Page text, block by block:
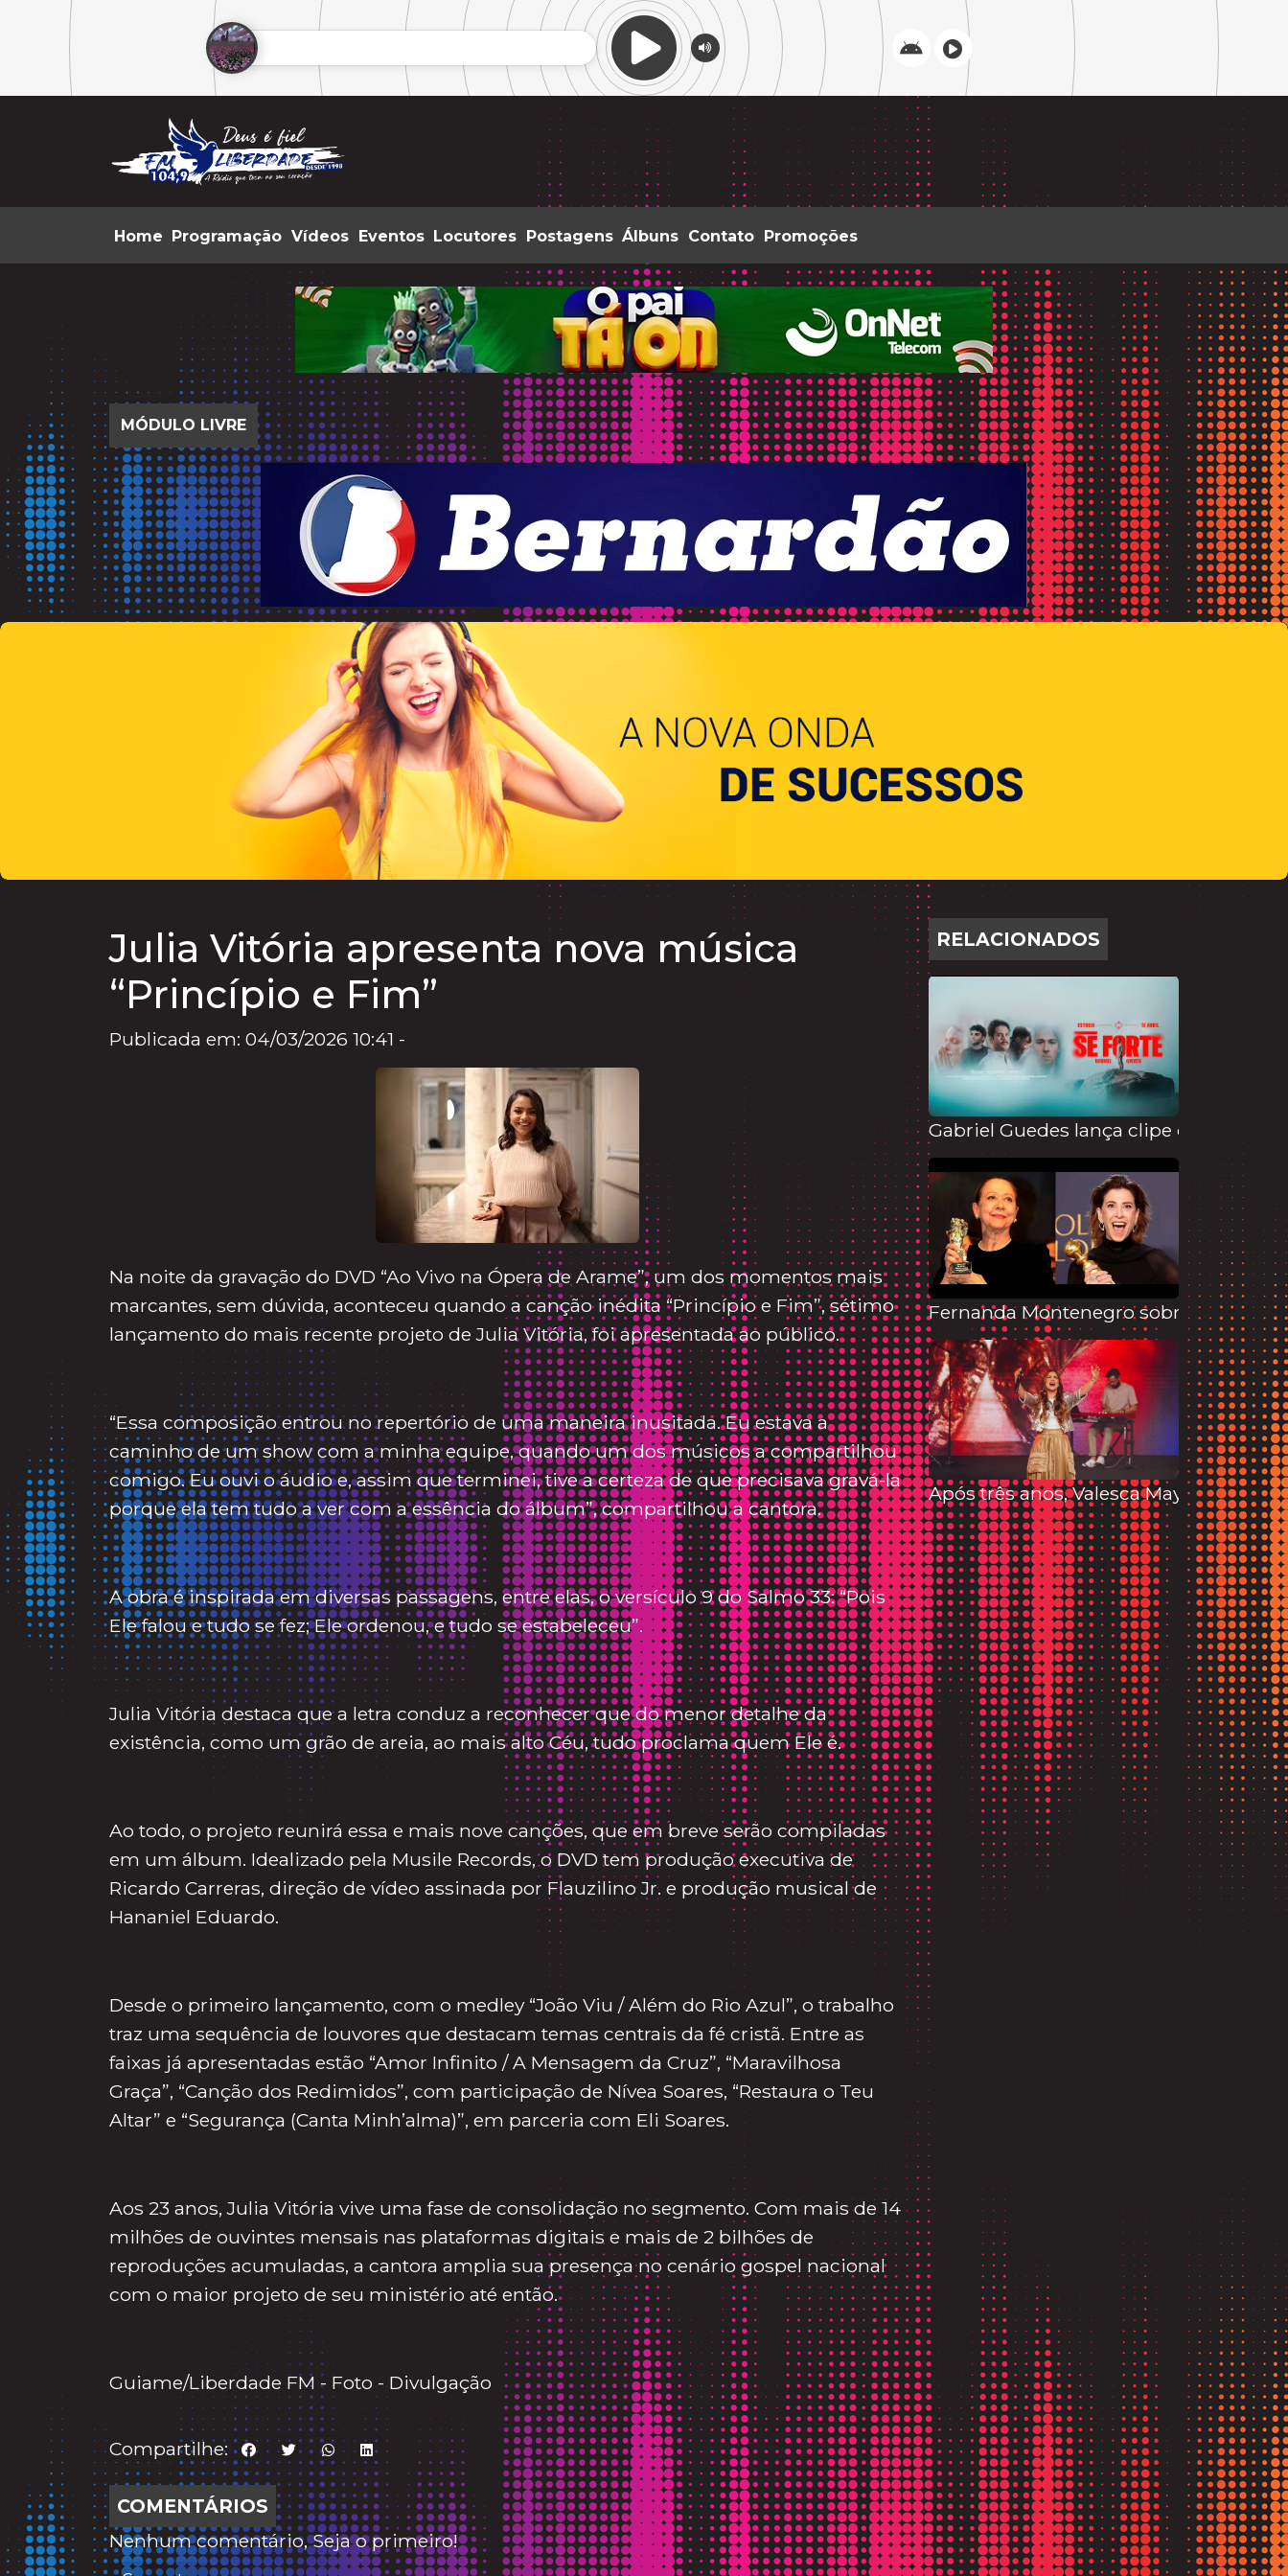
Home Programação Vídeos Eventos Locutores Postagens Álbuns Contato Promoções
MÓDULO LIVRE
Julia Vitória apresenta nova música
“Princípio e Fim”
Publicada em: 04/03/2026 10:41 -
Na noite da gravação do DVD “Ao Vivo na Ópera de Arame”, um dos momentos mais
marcantes, sem dúvida, aconteceu quando a canção inédita “Princípio e Fim”, sétimo
lançamento do mais recente projeto de Julia Vitória, foi apresentada ao público.
“Essa composição entrou no repertório de uma maneira inusitada. Eu estava a
caminho de um show com a minha equipe, quando um dos músicos a compartilhou
comigo. Eu ouvi o áudio e, assim que terminei, tive a certeza de que precisava gravá-la
porque ela tem tudo a ver com a essência do álbum”, compartilhou a cantora.
A obra é inspirada em diversas passagens, entre elas, o versículo 9 do Salmo 33: “Pois
Ele falou e tudo se fez; Ele ordenou, e tudo se estabeleceu”.
Julia Vitória destaca que a letra conduz a reconhecer que do menor detalhe da
existência, como um grão de areia, ao mais alto Céu, tudo proclama quem Ele é.
Ao todo, o projeto reunirá essa e mais nove canções, que em breve serão compiladas
em um álbum. Idealizado pela Musile Records, o DVD tem produção executiva de
Ricardo Carreras, direção de vídeo assinada por Flauzilino Jr. e produção musical de
Hananiel Eduardo.
Desde o primeiro lançamento, com o medley “João Viu / Além do Rio Azul”, o trabalho
traz uma sequência de louvores que destacam temas centrais da fé cristã. Entre as
faixas já apresentadas estão “Amor Infinito / A Mensagem da Cruz”, “Maravilhosa
Graça”, “Canção dos Redimidos”, com participação de Nívea Soares, “Restaura o Teu
Altar” e “Segurança (Canta Minh’alma)”, em parceria com Eli Soares.
Aos 23 anos, Julia Vitória vive uma fase de consolidação no segmento. Com mais de 14
milhões de ouvintes mensais nas plataformas digitais e mais de 2 bilhões de
reproduções acumuladas, a cantora amplia sua presença no cenário gospel nacional
com o maior projeto de seu ministério até então.
Guiame/Liberdade FM - Foto - Divulgação
Compartilhe:
COMENTÁRIOS
Nenhum comentário, Seja o primeiro!
RELACIONADOS
Gabriel Guedes lança clipe de "Sê
Fernanda Montenegro sobre prêmio
Após três anos, Valesca Mayssa